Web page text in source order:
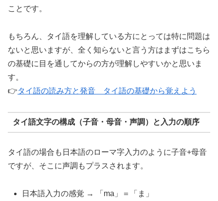
ことです。
もちろん、タイ語を理解している方にとっては特に問題は
ないと思いますが、全く知らないと言う方はまずはこちら
の基礎に目を通してからの方が理解しやすいかと思いま
す。
👉タイ語の読み方と発音 タイ語の基礎から覚えよう
タイ語文字の構成（子音・母音・声調）と入力の順序
タイ語の場合も日本語のローマ字入力のように子音+母音
ですが、そこに声調もプラスされます。
日本語入力の感覚 → 「ma」＝「ま」